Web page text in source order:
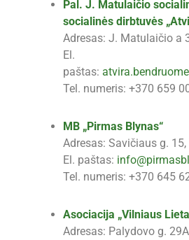
Pal. J. Matulaičio
socialinės dirbtuvės
Adresas: J. Matulaičio a
El.
paštas:
Tel. numeris: +370 659
MB „Pirmas Blynas“
Adresas: Savičiaus g.
El. paštas:
Tel. numeris: +370 645
Asociacija „Vilniaus
Adresas: Palydovo g.